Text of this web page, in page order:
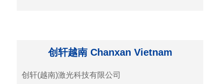
创轩越南 Chanxan Vietnam
创轩(越南)激光科技有限公司